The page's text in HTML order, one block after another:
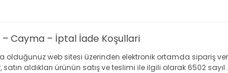
Cayma – İptal İade Koşullari
olduğunuz web sitesi üzerinden elektronik ortamda
satın aldıkları ürünün satış ve teslimi ile ilgili olarak 6502 sayıl